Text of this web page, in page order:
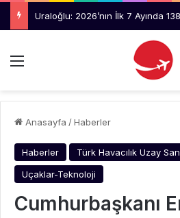
Menü
Anasayfa /Haberler
Haberler
Türk Havacılık Uzay
Uçaklar-Teknoloji
Cumhurbaşkanı